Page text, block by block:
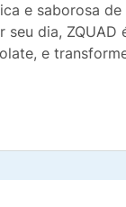
e saborosa
dia, ZQUAD
e